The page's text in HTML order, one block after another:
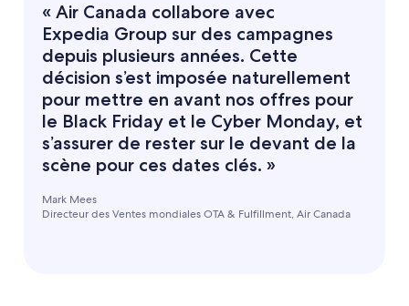
« Air Canada collabore avec
Expedia Group sur des campagnes
depuis plusieurs années. Cette
décision s’est imposée naturellement
pour mettre en avant nos offres pour
le Black Friday et le Cyber Monday, et
s’assurer de rester sur le devant de la
scène pour ces dates clés. »
Mark Mees
Directeur des Ventes mondiales OTA & Fulfillment, Air Canada